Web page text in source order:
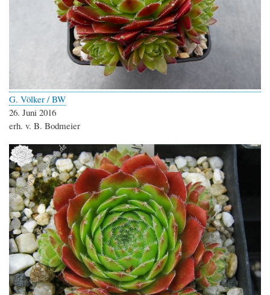
G. Völker / BW
26. Juni 2016
erh. v. B. Bodmeier